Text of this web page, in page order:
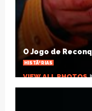
Natal
brinquedos
OUTRAS NOTÃ­CIAS
VIEW ALL